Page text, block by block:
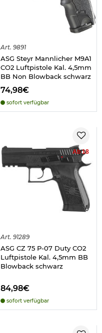
Art. 9891
ASG Steyr Mannlicher M9A1
CO2 Luftpistole Kal. 4,5mm
BB Non Blowback schwarz
74,98€
sofort verfügbar
Ab 18
Art. 91289
ASG CZ 75 P-07 Duty CO2
Luftpistole Kal. 4,5mm BB
Blowback schwarz
84,98€
sofort verfügbar